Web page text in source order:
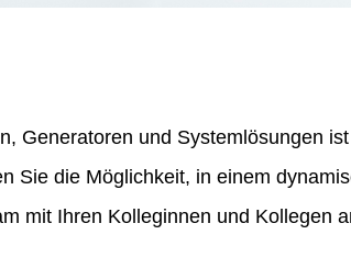
Generatoren und Systemlösungen
Sie die Möglichkeit, in einem
mit Ihren Kolleginnen und Kollegen